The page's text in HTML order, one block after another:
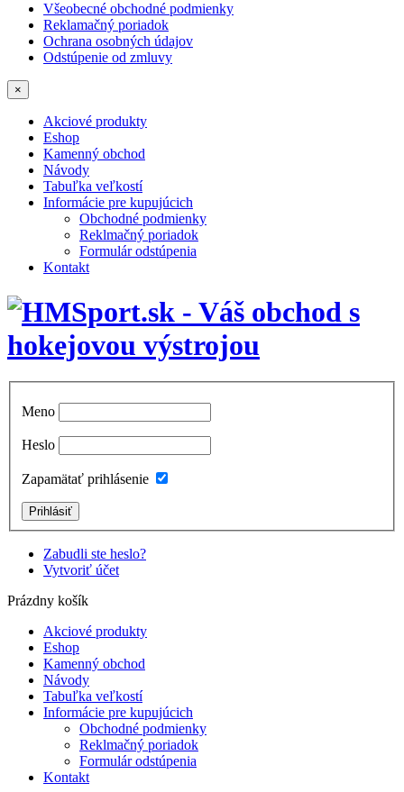
Všeobecné obchodné podmienky
Reklamačný poriadok
Ochrana osobných údajov
Odstúpenie od zmluvy
×
Akciové produkty
Eshop
Kamenný obchod
Návody
Tabuľka veľkostí
Informácie pre kupujúcich
Obchodné podmienky
Reklmačný poriadok
Formulár odstúpenia
Kontakt
Meno
Heslo
Zapamätať prihlásenie
Zabudli ste heslo?
Vytvoriť účet
Prázdny košík
Akciové produkty
Eshop
Kamenný obchod
Návody
Tabuľka veľkostí
Informácie pre kupujúcich
Obchodné podmienky
Reklmačný poriadok
Formulár odstúpenia
Kontakt